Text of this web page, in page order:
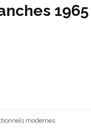
modernes.